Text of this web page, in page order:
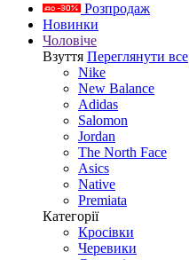
Розпродаж
Новинки
Чоловіче
Взуття Переглянути все
Nike
New Balance
Adidas
Salomon
Jordan
The North Face
Asics
Native
Premiata
Категорії
Кросівки
Черевики